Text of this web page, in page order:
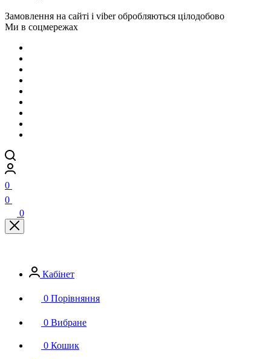
Замовлення на сайті і viber обробляються цілодобово
Ми в соцмережах
0
0
0
Кабінет
0 Порівняння
0 Вибране
0 Кошик